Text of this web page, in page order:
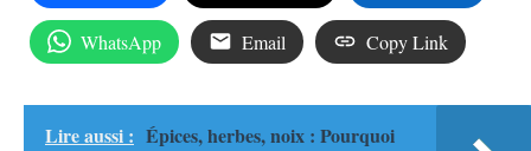
WhatsApp Email Copy Link
Lire aussi : Épices, herbes, noix : Pourquoi